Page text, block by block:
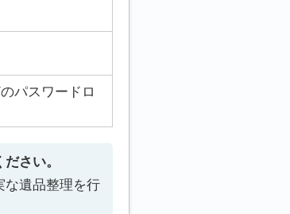
パスワードロ
さい。
な遺品整理を行